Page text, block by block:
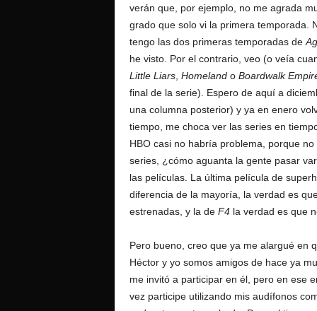
verán que, por ejemplo, no me agrada
grado que solo vi la primera temporada.
tengo las dos primeras temporadas de
he visto. Por el contrario, veo (o veía
Little Liars, Homelando Boardwalk
final de la serie). Espero de aquí a
una columna posterior) y ya en enero
tiempo, me choca ver las series en
HBO casi no habría problema, porque
series, ¿cómo aguanta la gente pasar
las películas. La última película de
diferencia de la mayoría, la verdad es
estrenadas, y la de F4la verdad es que
Pero bueno, creo que ya me alargué en
Héctor y yo somos amigos de hace ya
me invitó a participar en él, pero en ese
vez participe utilizando mis audífonos